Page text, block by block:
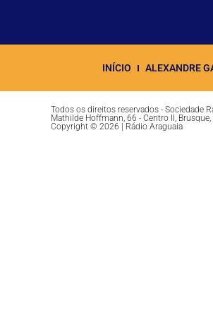
INÍCIO ALEXANDRE
Todos os direitos reservados - Sociedade
Mathilde Hoffmann, 66 - Centro II,
Copyright © 2026 | Rádio Araguaia